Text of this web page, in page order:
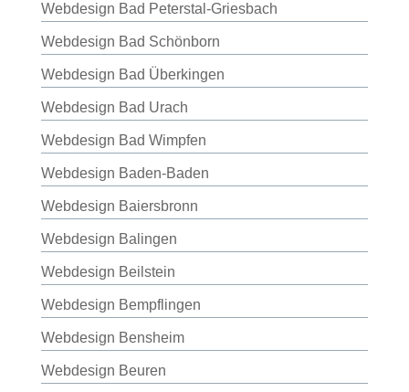
Webdesign Bad Peterstal-Griesbach
Webdesign Bad Schönborn
Webdesign Bad Überkingen
Webdesign Bad Urach
Webdesign Bad Wimpfen
Webdesign Baden-Baden
Webdesign Baiersbronn
Webdesign Balingen
Webdesign Beilstein
Webdesign Bempflingen
Webdesign Bensheim
Webdesign Beuren